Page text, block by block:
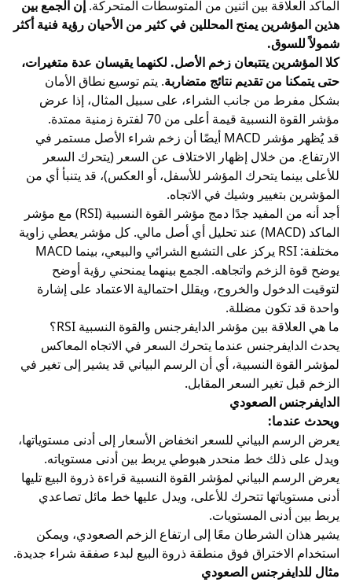
الماكد العلاقة بين اثنين من المتوسطات المتحركة. إن الجمع بين
هذين المؤشرين يمنح المحللين في كثير من الأحيان رؤية فنية أكثر
شمولاً للسوق.
كلا المؤشرين يتتبعان زخم الأصل. لكنهما يقيسان عدة متغيرات،
حتى يتمكنا من تقديم نتائج متضاربة. يتم توسيع نطاق الأمان
بشكل مفرط من جانب الشراء، على سبيل المثال، إذا عرض
مؤشر القوة النسبية قيمة أعلى من 70 لفترة زمنية ممتدة.
قد يُظهر مؤشر MACD أيضًا أن زخم شراء الأصل مستمر في
الارتفاع. من خلال إظهار الاختلاف عن السعر (يتحرك السعر
للأعلى بينما يتحرك المؤشر للأسفل، أو العكس)، قد يتنبأ أي من
المؤشرين بتغيير وشيك في الاتجاه.
أجد أنه من المفيد جدًا دمج مؤشر القوة النسبية (RSI) مع مؤشر
الماكد (MACD) عند تحليل أي أصل مالي. كل مؤشر يعطي زاوية
مختلفة: RSI يركز على التشبع الشرائي والبيعي، بينما MACD
يوضح قوة الزخم واتجاهه. الجمع بينهما يمنحني رؤية أوضح
لتوقيت الدخول والخروج، ويقلل احتمالية الاعتماد على إشارة
واحدة قد تكون مضللة.
ما هي العلاقة بين مؤشر الدايفرجنس والقوة النسبية RSI؟
يحدث الدايفرجنس عندما يتحرك السعر في الاتجاه المعاكس
لمؤشر القوة النسبية، أي أن الرسم البياني قد يشير إلى تغير في
الزخم قبل تغير السعر المقابل.
الدايفرجنس الصعودي
ويحدث عندما:
يعرض الرسم البياني للسعر انخفاض الأسعار إلى أدنى مستوياتها،
ويدل على ذلك خط منحدر هبوطي يربط بين أدنى مستوياته.
يعرض الرسم البياني لمؤشر القوة النسبية قراءة ذروة البيع تليها
أدنى مستوياتها تتحرك للأعلى، ويدل عليها خط مائل تصاعدي
يربط بين أدنى المستويات.
يشير هذان الشرطان معًا إلى ارتفاع الزخم الصعودي، ويمكن
استخدام الاختراق فوق منطقة ذروة البيع لبدء صفقة شراء جديدة.
مثال للدايفرجنس الصعودي